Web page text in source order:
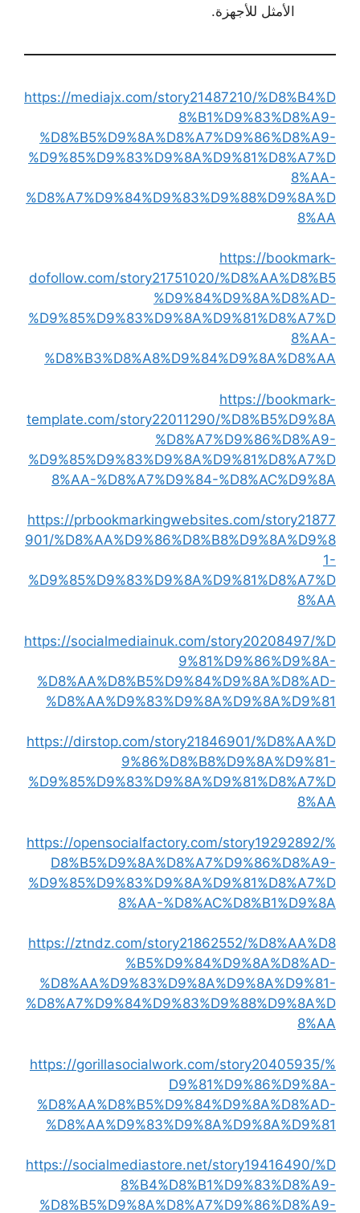
الأمثل للأجهزة.
https://mediajx.com/story21487210/%D8%B4%D
8%B1%D9%83%D8%A9-
%D8%B5%D9%8A%D8%A7%D9%86%D8%A9-
%D9%85%D9%83%D9%8A%D9%81%D8%A7%D
8%AA-
%D8%A7%D9%84%D9%83%D9%88%D9%8A%D
8%AA
https://bookmark-
dofollow.com/story21751020/%D8%AA%D8%B5
%D9%84%D9%8A%D8%AD-
%D9%85%D9%83%D9%8A%D9%81%D8%A7%D
8%AA-
%D8%B3%D8%A8%D9%84%D9%8A%D8%AA
https://bookmark-
template.com/story22011290/%D8%B5%D9%8A
%D8%A7%D9%86%D8%A9-
%D9%85%D9%83%D9%8A%D9%81%D8%A7%D
8%AA-%D8%A7%D9%84-%D8%AC%D9%8A
https://prbookmarkingwebsites.com/story21877
901/%D8%AA%D9%86%D8%B8%D9%8A%D9%8
1-
%D9%85%D9%83%D9%8A%D9%81%D8%A7%D
8%AA
https://socialmediainuk.com/story20208497/%D
9%81%D9%86%D9%8A-
%D8%AA%D8%B5%D9%84%D9%8A%D8%AD-
%D8%AA%D9%83%D9%8A%D9%8A%D9%81
https://dirstop.com/story21846901/%D8%AA%D
9%86%D8%B8%D9%8A%D9%81-
%D9%85%D9%83%D9%8A%D9%81%D8%A7%D
8%AA
https://opensocialfactory.com/story19292892/%
D8%B5%D9%8A%D8%A7%D9%86%D8%A9-
%D9%85%D9%83%D9%8A%D9%81%D8%A7%D
8%AA-%D8%AC%D8%B1%D9%8A
https://ztndz.com/story21862552/%D8%AA%D8
%B5%D9%84%D9%8A%D8%AD-
%D8%AA%D9%83%D9%8A%D9%8A%D9%81-
%D8%A7%D9%84%D9%83%D9%88%D9%8A%D
8%AA
https://gorillasocialwork.com/story20405935/%
D9%81%D9%86%D9%8A-
%D8%AA%D8%B5%D9%84%D9%8A%D8%AD-
%D8%AA%D9%83%D9%8A%D9%8A%D9%81
https://socialmediastore.net/story19416490/%D
8%B4%D8%B1%D9%83%D8%A9-
%D8%B5%D9%8A%D8%A7%D9%86%D8%A9-